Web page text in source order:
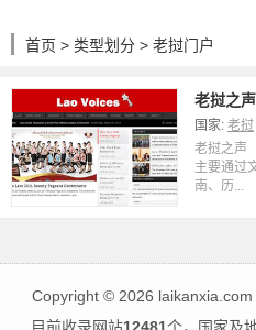
首页 > 类型划分 > 老挝门户
老挝之声
国家: 老挝
老挝之声
主要通过
南、历...
Copyright ©2026 laikanxia.com